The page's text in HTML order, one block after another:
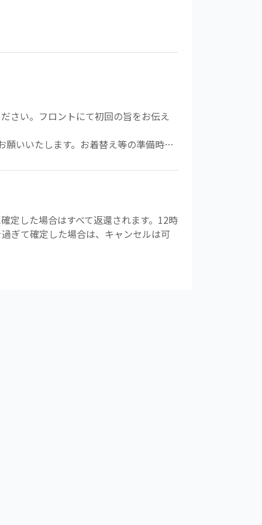
さい。フロントにて初回の旨をお伝え
いいたします。お着替え等の準備時間
です。
をお伝えください。
をお断りさせていただく場合がござい
定した場合はすべて返還されます。12時
ぎて確定した場合は、キャンセルは可